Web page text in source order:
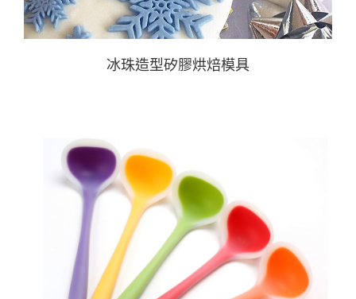
冰珠造型矽膠烘焙模具